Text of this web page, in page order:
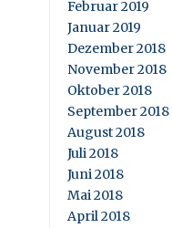
Februar 2019
Januar 2019
Dezember 2018
November 2018
Oktober 2018
September 2018
August 2018
Juli 2018
Juni 2018
Mai 2018
April 2018